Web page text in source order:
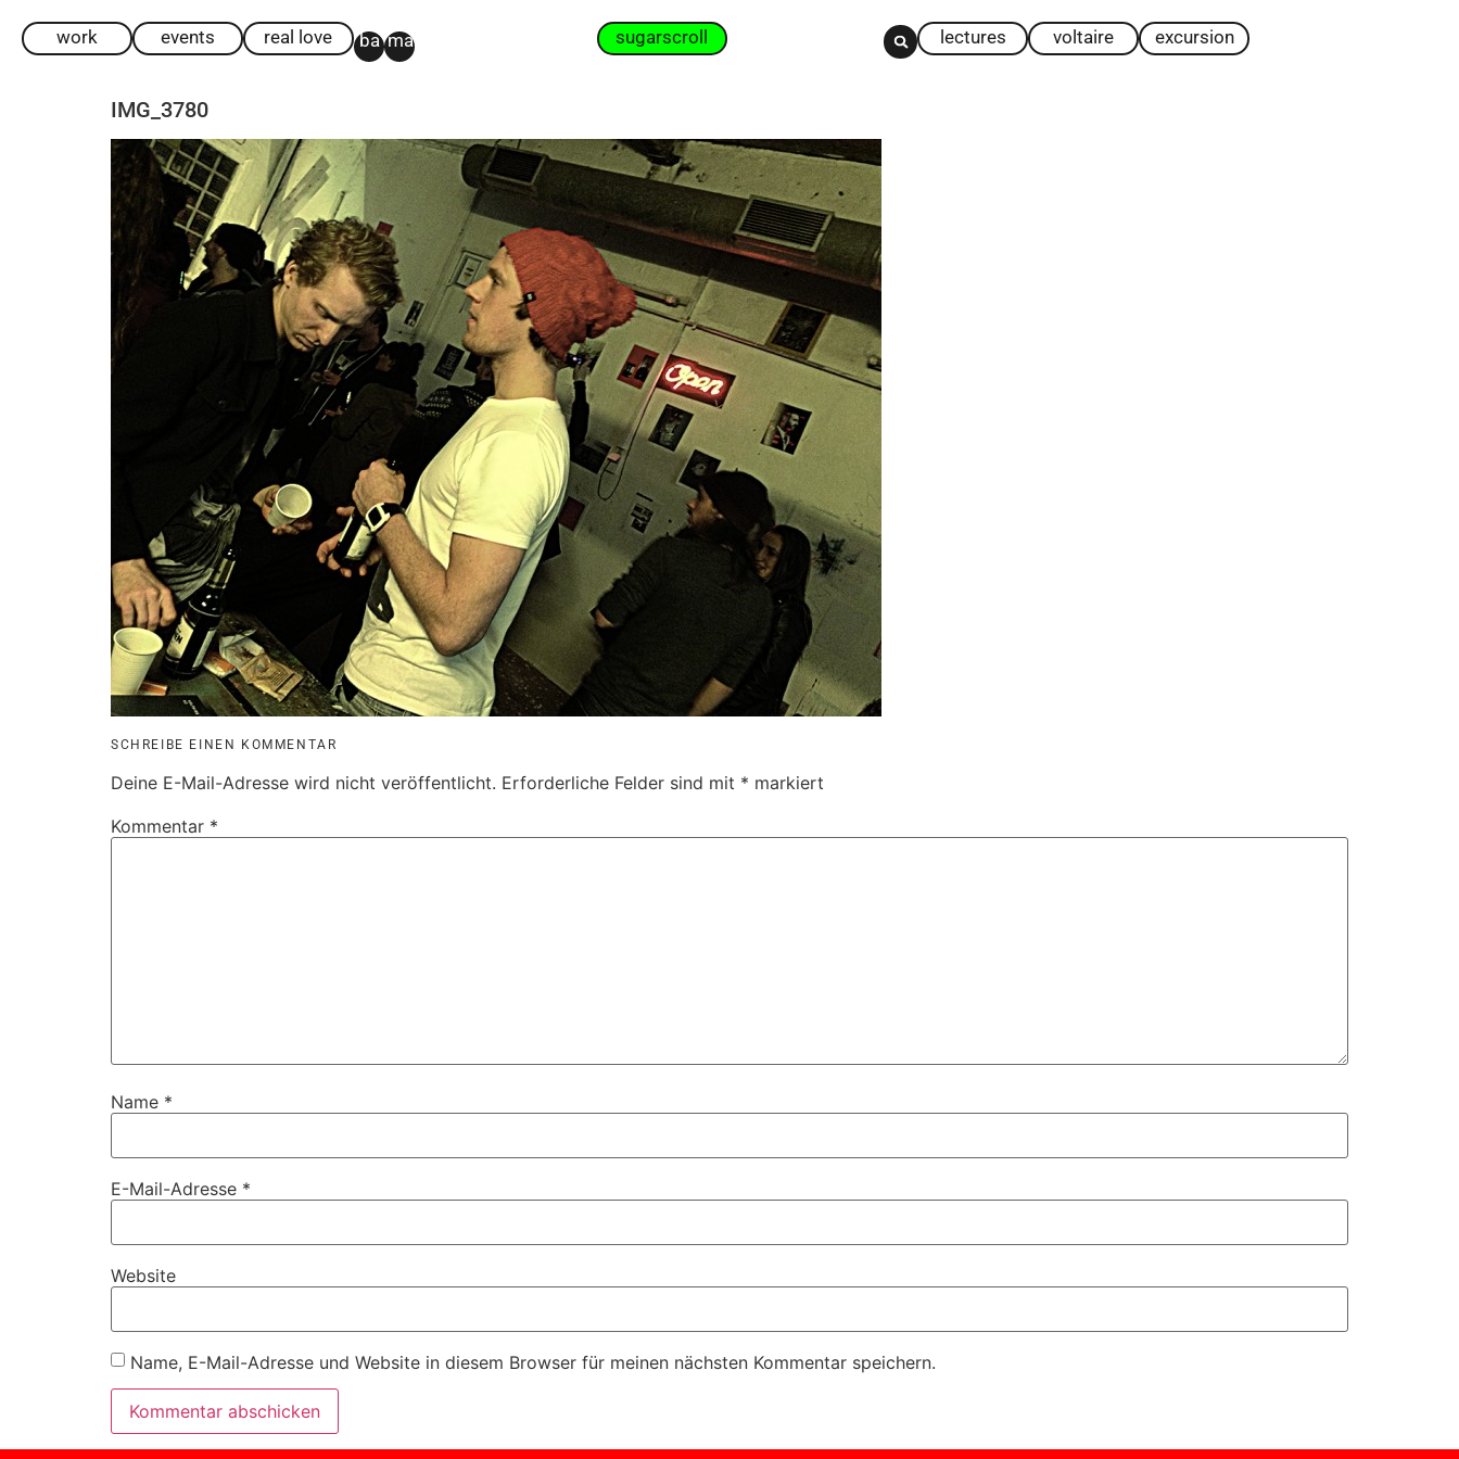
work events real love ba ma sugarscroll lectures voltaire excursion
IMG_3780
SCHREIBE EINEN KOMMENTAR
Deine E-Mail-Adresse wird nicht veröffentlicht. Erforderliche Felder sind mit * markiert
Kommentar *
Name *
E-Mail-Adresse *
Website
Name, E-Mail-Adresse und Website in diesem Browser für meinen nächsten Kommentar speichern.